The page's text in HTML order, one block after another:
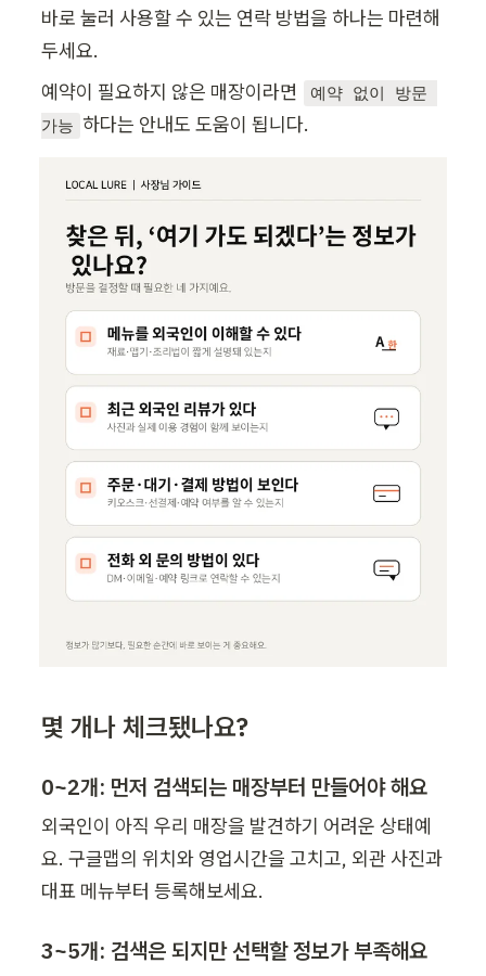
바로 눌러 사용할 수 있는 연락 방법을 하나는 마련해
두세요.
예약이 필요하지 않은 매장이라면
예약 없이 방문
가능 하다는 안내도 도움이 됩니다.
몇 개나 체크됐나요?
0~2개: 먼저 검색되는 매장부터 만들어야 해요
외국인이 아직 우리 매장을 발견하기 어려운 상태예
요. 구글맵의 위치와 영업시간을 고치고, 외관 사진과
대표 메뉴부터 등록해보세요.
3~5개: 검색은 되지만 선택할 정보가 부족해요